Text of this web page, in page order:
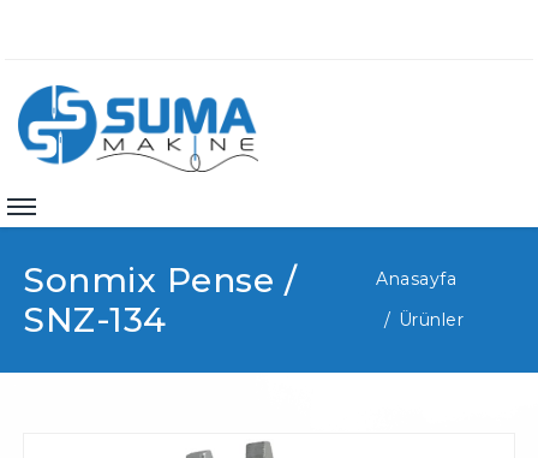
Sonmix Pense /
SNZ-134
Anasayfa
Ürünler